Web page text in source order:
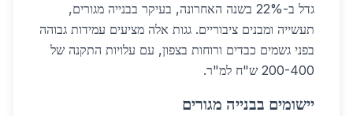
גדל ב-22% בשנה האחרונה, בעיקר בבנייה מגורים,
תעשייה ומבנים ציבוריים. גגות אלה מציעים עמידות גבוהה
בפני גשמים כבדים ורוחות בצפון, עם עלויות התקנה של
200-400 ש"ח למ"ר.
יישומים בבנייה מגורים